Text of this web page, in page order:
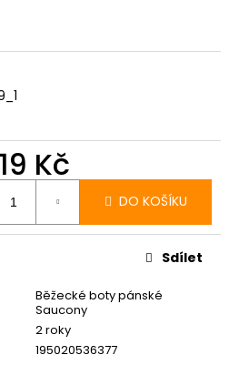
Kč
DO KOŠÍKU
Běžecké boty pánské
Saucony
2 roky
195020536377
Sdílet